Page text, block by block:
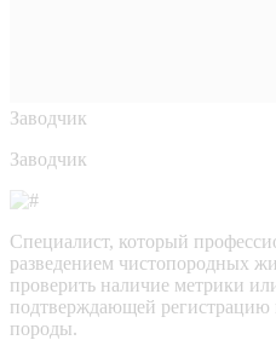
Заводчик
Заводчик
Специалист, который
разведением чистопородных
проверить наличие метрики
подтверждающей регистрацию
породы.